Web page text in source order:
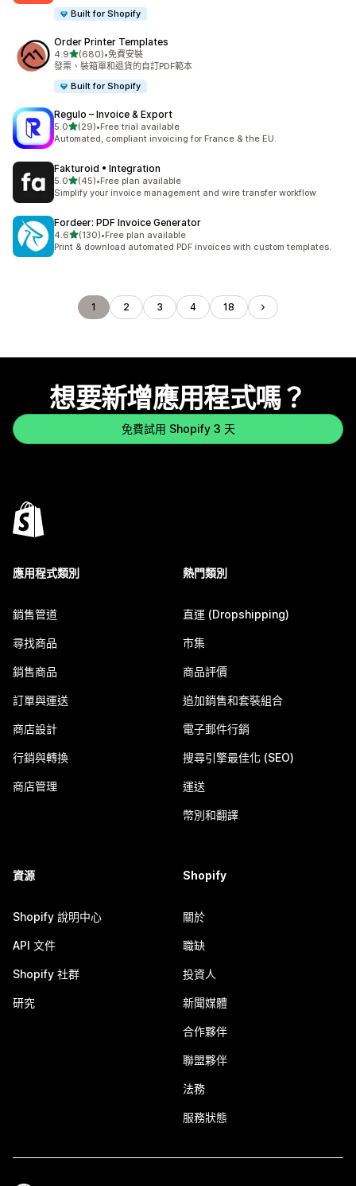
Built for Shopify
Order Printer Templates
4.9滿分 5 顆星
(680)
共有 680 則評價
•免費安裝
發票、裝箱單和退貨的自訂PDF範本
Built for Shopify
Regulo – Invoice & Export
5.0滿分 5 顆星
(29)
共有 29 則評價
•Free trial available
Automated, compliant invoicing for France & the EU.
Fakturoid • Integration
5.0滿分 5 顆星
(45)
共有 45 則評價
•Free plan available
Simplify your invoice management and wire transfer workflow
Fordeer: PDF Invoice Generator
4.6滿分 5 顆星
(130)
共有 130 則評價
•Free plan available
Print & download automated PDF invoices with custom templates.
1 2 3 4 18
想要新增應用程式嗎？
免費試用 Shopify 3 天
應用程式類別
銷售管道
尋找商品
銷售商品
訂單與運送
商店設計
行銷與轉換
商店管理
熱門類別
直運 (Dropshipping)
市集
商品評價
追加銷售和套裝組合
電子郵件行銷
搜尋引擎最佳化 (SEO)
運送
幣別和翻譯
資源
Shopify 說明中心
API 文件
Shopify 社群
研究
Shopify
關於
職缺
投資人
新聞媒體
合作夥伴
聯盟夥伴
法務
服務狀態